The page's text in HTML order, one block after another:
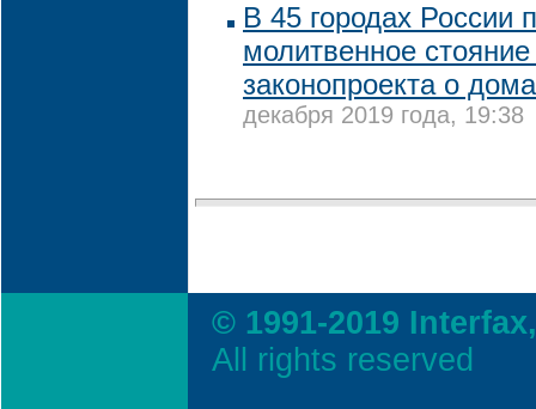
В 45 городах России
молитвенное
законопроекта о
декабря 2019 года, 19:38
© 1991-2019
All rights reserved